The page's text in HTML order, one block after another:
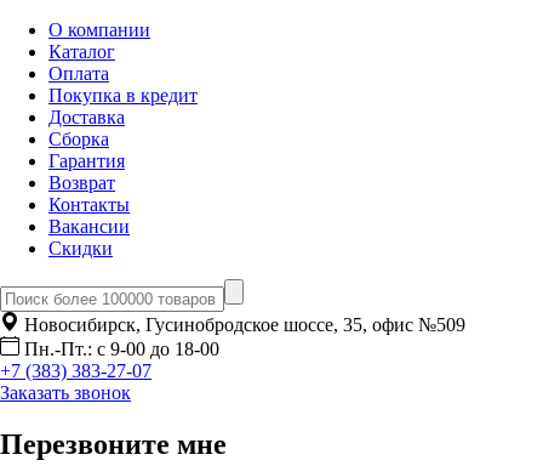
О компании
Каталог
Оплата
Покупка в кредит
Доставка
Сборка
Гарантия
Возврат
Контакты
Вакансии
Скидки
Новосибирск, Гусинобродское шоссе, 35, офис №509
Пн.-Пт.: с 9-00 до 18-00
+7 (383) 383-27-07
Заказать звонок
Перезвоните мне